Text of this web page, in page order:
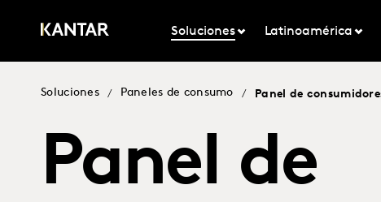
Soluciones Latinoamérica
Soluciones / Paneles de consumo / Panel de
Panel de